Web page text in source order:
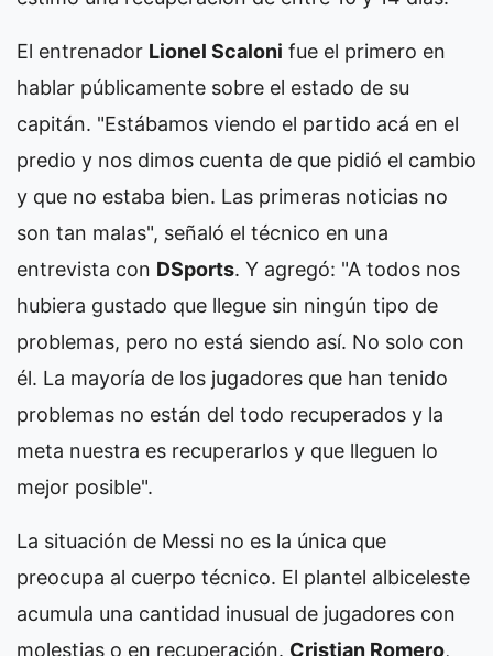
El entrenador Lionel Scaloni fue el primero en
hablar públicamente sobre el estado de su
capitán. "Estábamos viendo el partido acá en el
predio y nos dimos cuenta de que pidió el cambio
y que no estaba bien. Las primeras noticias no
son tan malas", señaló el técnico en una
entrevista con DSports. Y agregó: "A todos nos
hubiera gustado que llegue sin ningún tipo de
problemas, pero no está siendo así. No solo con
él. La mayoría de los jugadores que han tenido
problemas no están del todo recuperados y la
meta nuestra es recuperarlos y que lleguen lo
mejor posible".
La situación de Messi no es la única que
preocupa al cuerpo técnico. El plantel albiceleste
acumula una cantidad inusual de jugadores con
molestias o en recuperación. Cristian Romero,